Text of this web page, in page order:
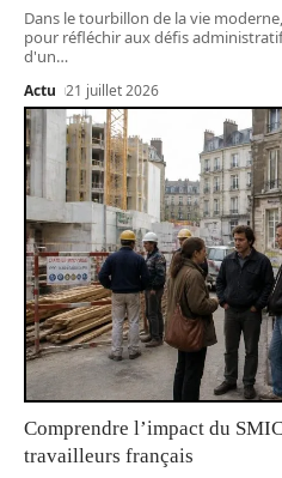
Dans le tourbillon de la vie
pour réfléchir aux défis
d'un…
Actu 21 juillet 2026
Comprendre l’impact du
travailleurs français